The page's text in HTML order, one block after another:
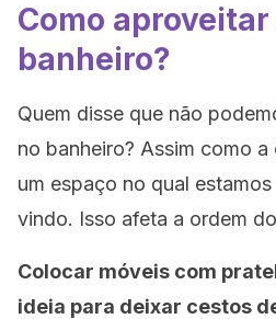
Como
banheiro?
Quem disse que não
no banheiro? Assim como
um espaço no qual
vindo. Isso afeta a ordem
Colocar móveis com
ideia para deixar cestos